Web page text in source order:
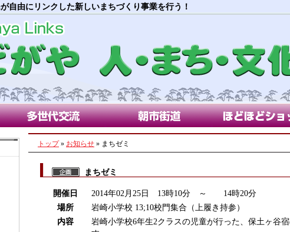
自由にリンクした新しいまちづくり事業を行う！
多世代交流部会 朝市街道部会 ほどほどショップ
トップ» お知らせ » まちゼミ
まちゼミ
開催日
2014年02月25日 13時10分 ～ 14時20分
場所
岩崎小学校 13;10校門集合（上履き持参）
内容
岩崎小学校6年生2クラスの児童が行った、保土ヶ谷